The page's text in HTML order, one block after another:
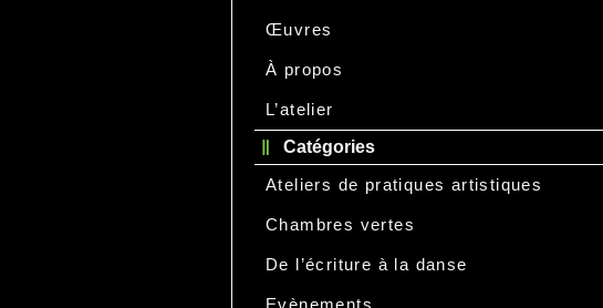
Œuvres
À propos
L’atelier
Catégories
Ateliers de pratiques artistiques
Chambres vertes
De l’écriture à la danse
Evènements